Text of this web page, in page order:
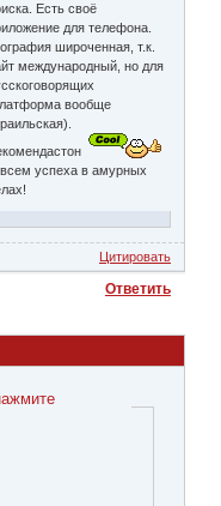
Есть своё
для телефона.
широченная, т.к.
международный, но для
вообще
успеха в амурных
Цитировать
Ответить